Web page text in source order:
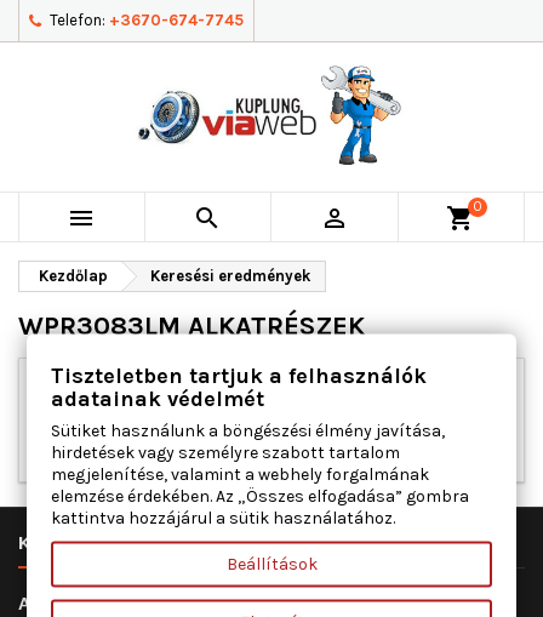
Telefon: +3670-674-7745
   shopping_cart0
Kezdőlap Keresési eredmények
WPR3083LM ALKATRÉSZEK
Elnézést kérünk a kellemetlenségért!
Végezd el újra a keresést
KUPLUNG VIAWEB KFT. 
ALKATRÉSZ ÉS SZERVIZ 
Tiszteletben tartjuk a felhasználók
adatainak védelmét
Sütiket használunk a böngészési élmény javítása,
hirdetések vagy személyre szabott tartalom
megjelenítése, valamint a webhely forgalmának
elemzése érdekében. Az „Összes elfogadása” gombra
kattintva hozzájárul a sütik használatához.
Beállítások